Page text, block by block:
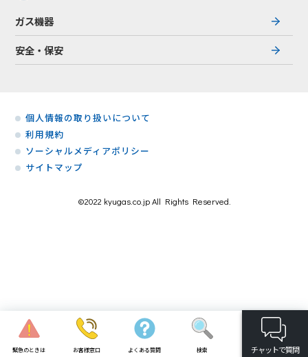
緊急のときは お客様窓口 よくある質問 検索
ガス機器
安全・保安
個人情報の取り扱いについて
利用規約
ソーシャルメディアポリシー
サイトマップ
©2022 kyugas.co.jp All Rights Reserved.